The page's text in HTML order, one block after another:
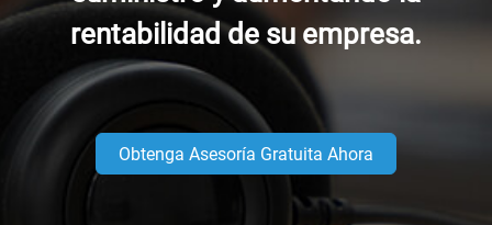
rentabilidad de su empresa.
Obtenga Asesoría Gratuita Ahora